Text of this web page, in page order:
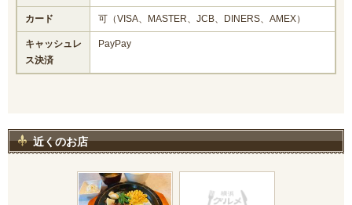
カード 可（VISA、MASTER、JCB、DINERS、AMEX）
キャッシュレ
ス決済
PayPay
近くのお店